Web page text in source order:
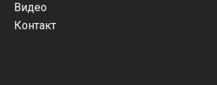
Видео
Контакт